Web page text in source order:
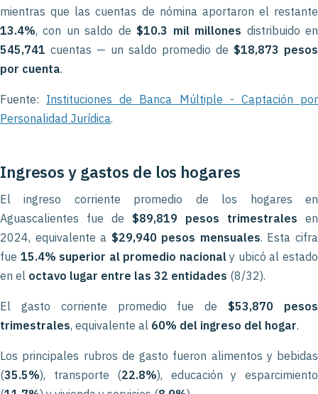
mientras que las cuentas de nómina aportaron el restante
13.4%, con un saldo de $10.3 mil millones distribuido en
545,741 cuentas — un saldo promedio de $18,873 pesos
por cuenta.
Fuente: Instituciones de Banca Múltiple - Captación por
Personalidad Jurídica.
Ingresos y gastos de los hogares
El ingreso corriente promedio de los hogares en
Aguascalientes fue de $89,819 pesos trimestrales en
2024, equivalente a $29,940 pesos mensuales. Esta cifra
fue 15.4% superior al promedio nacionaly ubicó al estado
en el octavo lugar entre las 32 entidades (8/32).
El gasto corriente promedio fue de $53,870 pesos
trimestrales, equivalente al 60% del ingreso del hogar.
Los principales rubros de gasto fueron alimentos y bebidas
(35.5%), transporte (22.8%), educación y esparcimiento